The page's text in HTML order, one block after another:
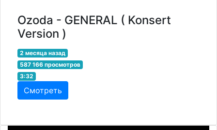
Ozoda - GENERAL ( Konsert
Version )
2 месяца назад
587 166 просмотров
3:32
Смотреть